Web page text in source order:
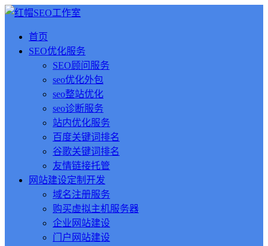
首页
SEO优化服务
SEO顾问服务
seo优化外包
seo整站优化
seo诊断服务
站内优化服务
百度关键词排名
谷歌关键词排名
友情链接托管
网站建设定制开发
域名注册服务
购买虚拟主机服务器
企业网站建设
门户网站建设